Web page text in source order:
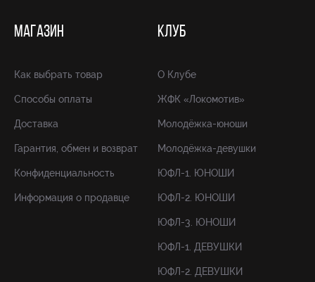
МАГАЗИН
Как выбрать товар
Способы оплаты
Доставка
Гарантия, обмен и возврат
Конфиденциальность
Информация о продавце
КЛУБ
О Клубе
ЖФК «Локомотив»
Молодёжка-юноши
Молодёжка-девушки
ЮФЛ-1. ЮНОШИ
ЮФЛ-2. ЮНОШИ
ЮФЛ-3. ЮНОШИ
ЮФЛ-1. ДЕВУШКИ
ЮФЛ-2. ДЕВУШКИ